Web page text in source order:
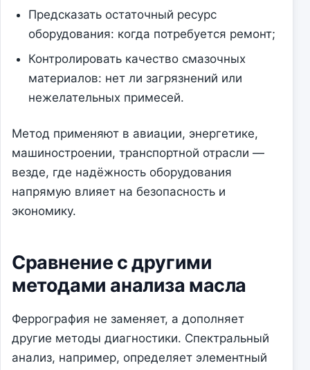
Предсказать остаточный ресурс
оборудования: когда потребуется ремонт;
Контролировать качество смазочных
материалов: нет ли загрязнений или
нежелательных примесей.
Метод применяют в авиации, энергетике,
машиностроении, транспортной отрасли —
везде, где надёжность оборудования
напрямую влияет на безопасность и
экономику.
Сравнение с другими
методами анализа масла
Феррография не заменяет, а дополняет
другие методы диагностики. Спектральный
анализ, например, определяет элементный